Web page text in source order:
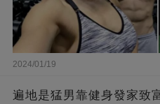
2024/01/19
遍地是猛男靠健身發家致